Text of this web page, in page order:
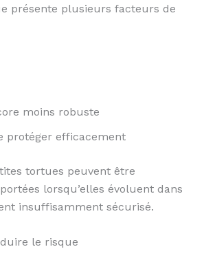
présente plusieurs facteurs de
moins robuste
protéger efficacement
tortues peuvent être
lorsqu’elles évoluent dans
insuffisamment sécurisé.
le risque